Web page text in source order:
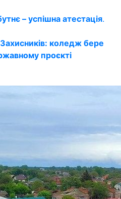
– успішна атестація.
коледж бере
проєкті